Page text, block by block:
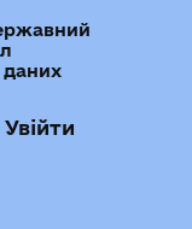
даних
Увійти